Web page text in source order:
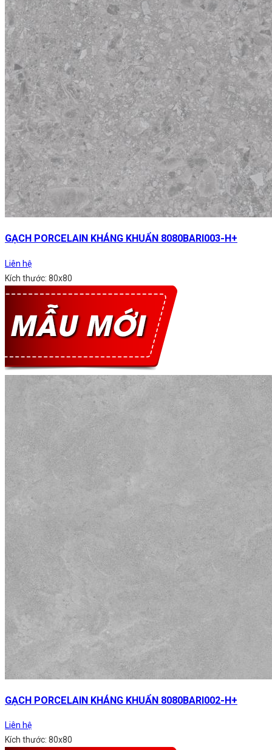
GẠCH PORCELAIN KHÁNG KHUẨN 8080BARI003-H+
Liên hệ
Kích thước: 80x80
GẠCH PORCELAIN KHÁNG KHUẨN 8080BARI002-H+
Liên hệ
Kích thước: 80x80